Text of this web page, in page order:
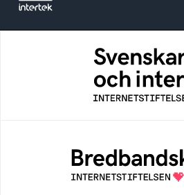
Svenskarna
En årlig studie av
Bredbandskollen är
konsumentverktyg